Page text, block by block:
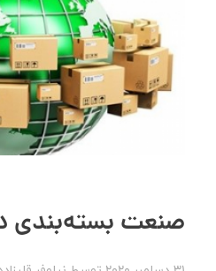
صنعت بسته‌بندی